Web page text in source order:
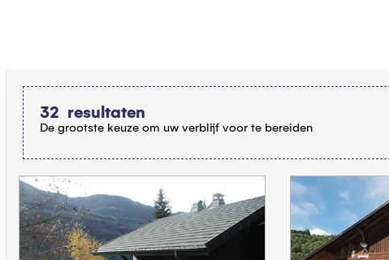
favoris
32 resultaten
De grootste keuze om uw verblijf voor te bereiden